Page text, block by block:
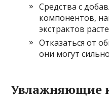
Средства с
компонентов,
экстрактов
Отказаться от
они могут
Увлажняющие